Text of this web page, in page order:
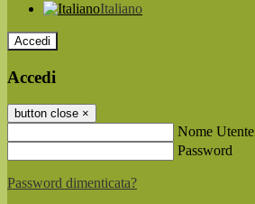
Italiano
Accedi
Accedi
button close ×
Nome Utente
Password
Password dimenticata?